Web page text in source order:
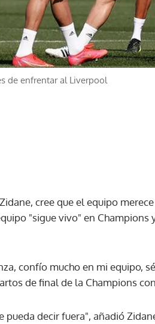
de enfrentar al Liverpool
cree que el equipo
"sigue vivo" en Champions
confío mucho en mi equipo,
de final de la Champions
pueda decir fuera", añadió